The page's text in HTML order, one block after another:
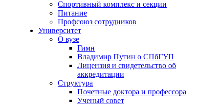
Спортивный комплекс и секции
Питание
Профсоюз сотрудников
Университет
О вузе
Гимн
Владимир Путин о СПбГУП
Лицензия и свидетельство об
аккредитации
Структура
Почетные доктора и профессора
Ученый совет